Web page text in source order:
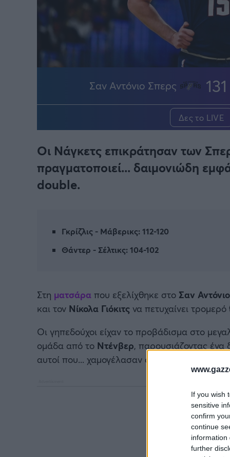
If you wish
sensitive
confirm
continue
information
further
Σαν Αντόνιο Σπερς 131
Δες το LIVE
Οι Νάγκετς επικράτησαν των
πραγματοποιεί... δαιμονιώδη
double.
Γκρίζλις - Μάβερικς: 112-120
Θάντερ - Σέλτικς: 104-102
Στη ματσάρα που εξελίχθηκε στο Σαν Αντόνιο
και τον Νίκολα Γιόκιτς να πετυχαίνει τρομερό
Οι γηπεδούχοι είχαν το προβάδισμα στο
ομάδα από το Ντένβερ, παρουσιάζοντας
αυτοί που... χαμογέλασαν στο τέλος.